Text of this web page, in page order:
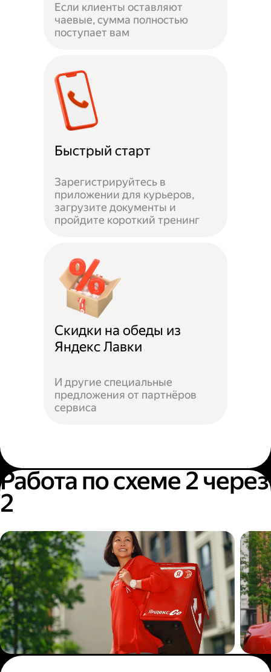
Если клиенты оставляют
чаевые, сумма полностью
поступает вам
Быстрый старт
Зарегистрируйтесь в
приложении для курьеров,
загрузите документы и
пройдите короткий тренинг
Скидки на обеды из
Яндекс Лавки
И другие специальные
предложения от партнёров
сервиса
Работа по схеме 2 через
2
Пеший курьер